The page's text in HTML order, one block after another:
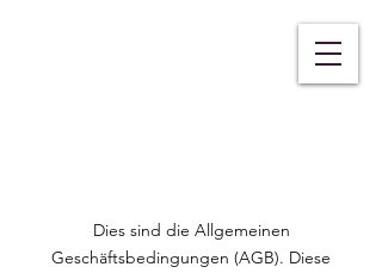
Dies sind die Allgemeinen
Geschäftsbedingungen (AGB). Diese